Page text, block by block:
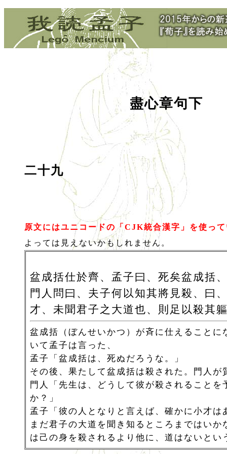
盡心章句下
二十九
原文にはユニコードの「CJK統合漢字」を使っ
よっては見えないかもしれません。
盆成括仕於齊、孟子曰、死矣盆成括
門人問曰、夫子何以知其將見殺、曰
才、未聞君子之大道也、則足以殺其
盆成括（ぼんせいかつ）が斉に仕えることに
いて孟子は言った、
孟子「盆成括は、死ぬだろうな。」
その後、果たして盆成括は殺された。門人が
門人「先生は、どうして彼が殺されることを
か？」
孟子「彼の人となりと言えば、確かに小才は
まだ君子の大道を聞き知るところまではいか
は己の身を殺されるより他に、道はないとい